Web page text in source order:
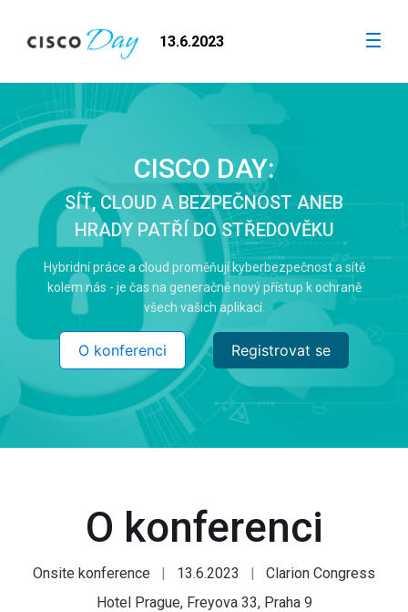
13.6.2023
CISCO DAY:
SÍŤ, CLOUD A BEZPEČNOST ANEB
HRADY PATŘÍ DO STŘEDOVĚKU
Hybridní práce a cloud proměňují kyberbezpečnost a sítě
kolem nás - je čas na generačně nový přístup k ochraně
všech vašich aplikací.
O konferenci Registrovat se
O konferenci
Onsite konference | 13.6.2023 | Clarion Congress
Hotel Prague, Freyova 33, Praha 9